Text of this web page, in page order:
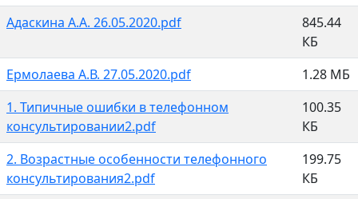
Адаскина А.А. 26.05.2020.pdf
845.44
КБ
Ермолаева А.В. 27.05.2020.pdf
1.28 МБ
1. Типичные ошибки в телефонном
консультировании2.pdf
100.35
КБ
2. Возрастные особенности телефонного
консультирования2.pdf
199.75
КБ